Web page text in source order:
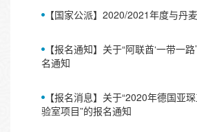
【国家公派】2020/2021年度与丹
【报名通知】关于“阿联酋‘一带一
名通知
【报名消息】关于“2020年德国亚
验室项目”的报名通知